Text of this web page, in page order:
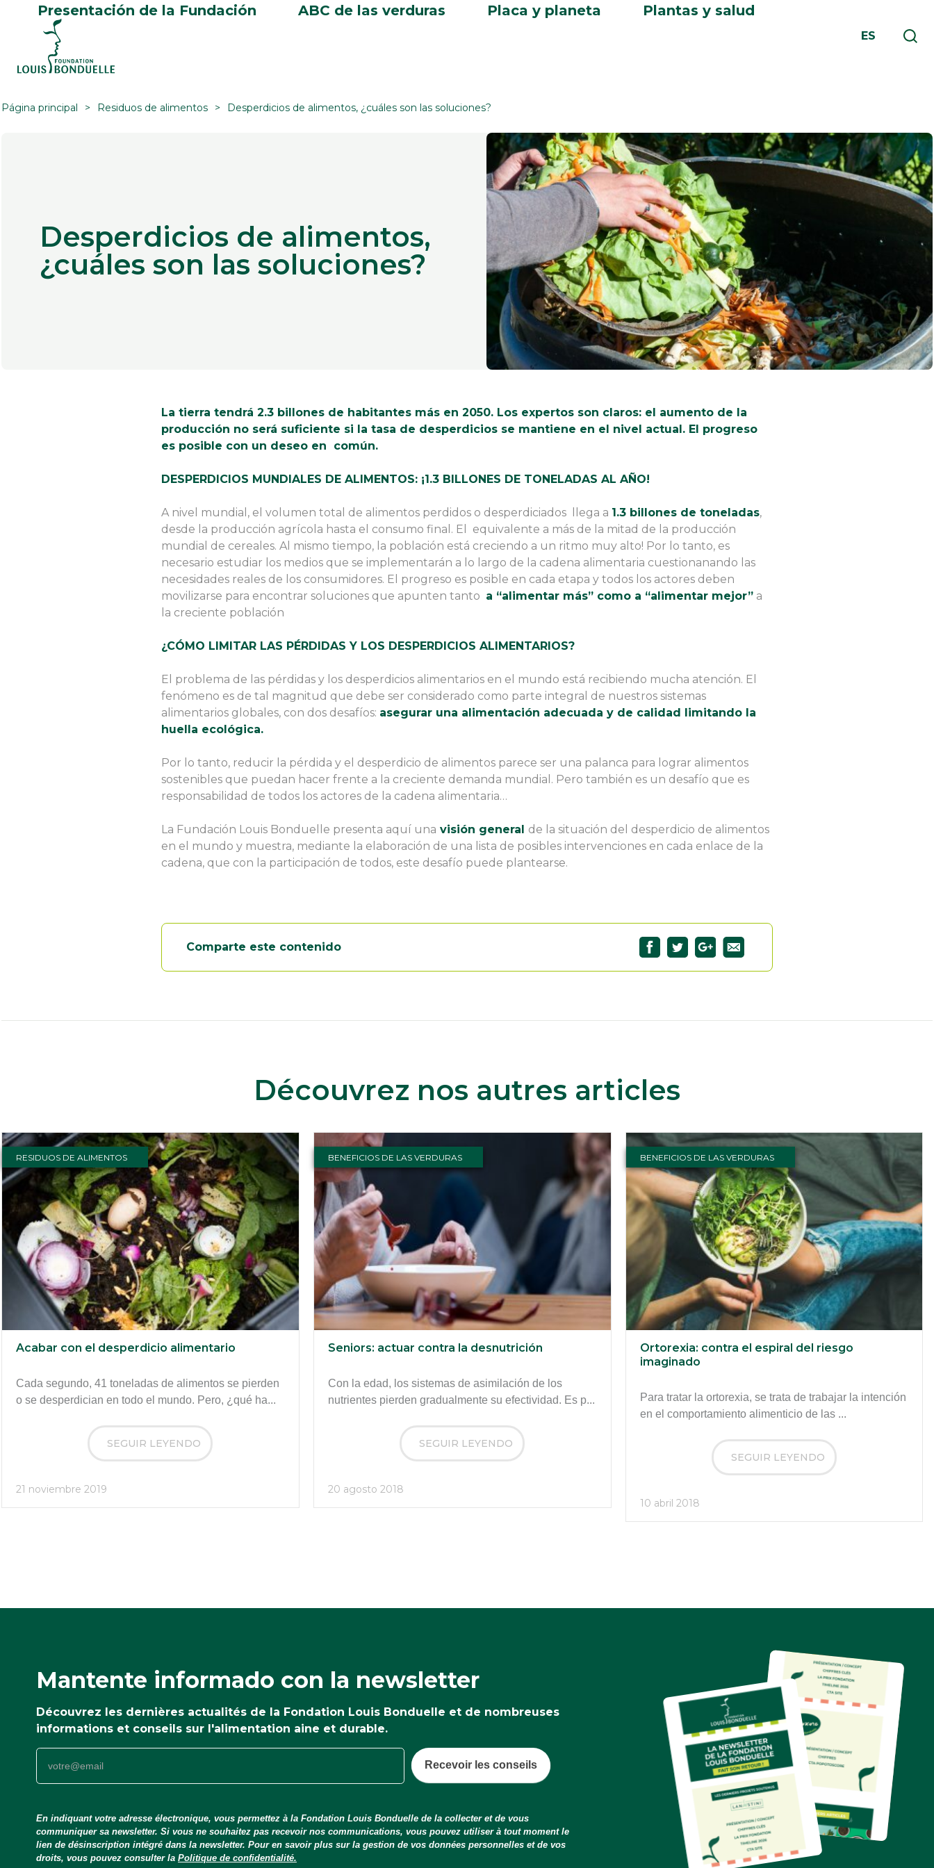
Presentación de la Fundación ABC de las verduras Placa y planeta Plantas y salud
ES
Página principal Residuos de alimentos Desperdicios de alimentos, ¿cuáles son las soluciones?
Desperdicios de alimentos,
¿cuáles son las soluciones?
La tierra tendrá 2.3 billones de habitantes más en 2050. Los expertos son claros: el aumento de la
producción no será suficiente si la tasa de desperdicios se mantiene en el nivel actual. El progreso
es posible con un deseo en común.
DESPERDICIOS MUNDIALES DE ALIMENTOS: ¡1.3 BILLONES DE TONELADAS AL AÑO!
A nivel mundial, el volumen total de alimentos perdidos o desperdiciados llega a 1.3 billones de toneladas,
desde la producción agrícola hasta el consumo final. El equivalente a más de la mitad de la producción
mundial de cereales. Al mismo tiempo, la población está creciendo a un ritmo muy alto! Por lo tanto, es
necesario estudiar los medios que se implementarán a lo largo de la cadena alimentaria cuestionanando las
necesidades reales de los consumidores. El progreso es posible en cada etapa y todos los actores deben
movilizarse para encontrar soluciones que apunten tanto a “alimentar más” como a “alimentar mejor” a
la creciente población
¿CÓMO LIMITAR LAS PÉRDIDAS Y LOS DESPERDICIOS ALIMENTARIOS?
El problema de las pérdidas y los desperdicios alimentarios en el mundo está recibiendo mucha atención. El
fenómeno es de tal magnitud que debe ser considerado como parte integral de nuestros sistemas
alimentarios globales, con dos desafíos: asegurar una alimentación adecuada y de calidad limitando la
huella ecológica.
Por lo tanto, reducir la pérdida y el desperdicio de alimentos parece ser una palanca para lograr alimentos
sostenibles que puedan hacer frente a la creciente demanda mundial. Pero también es un desafío que es
responsabilidad de todos los actores de la cadena alimentaria…
La Fundación Louis Bonduelle presenta aquí una visión general de la situación del desperdicio de alimentos
en el mundo y muestra, mediante la elaboración de una lista de posibles intervenciones en cada enlace de la
cadena, que con la participación de todos, este desafío puede plantearse.
Comparte este contenido
Découvrez nos autres articles
RESIDUOS DE ALIMENTOS
Acabar con el desperdicio alimentario
Cada segundo, 41 toneladas de alimentos se pierden
o se desperdician en todo el mundo. Pero, ¿qué ha...
SEGUIR LEYENDO
21 noviembre 2019
BENEFICIOS DE LAS VERDURAS
Seniors: actuar contra la desnutrición
Con la edad, los sistemas de asimilación de los
nutrientes pierden gradualmente su efectividad. Es p...
SEGUIR LEYENDO
20 agosto 2018
BENEFICIOS DE LAS VERDURAS
Ortorexia: contra el espiral del riesgo
imaginado
Para tratar la ortorexia, se trata de trabajar la intención
en el comportamiento alimenticio de las ...
SEGUIR LEYENDO
10 abril 2018
Mantente informado con la newsletter
Découvrez les dernières actualités de la Fondation Louis Bonduelle et de nombreuses
informations et conseils sur l'alimentation aine et durable.
Recevoir les conseils
En indiquant votre adresse électronique, vous permettez à la Fondation Louis Bonduelle de la collecter et de vous
communiquer sa newsletter. Si vous ne souhaitez pas recevoir nos communications, vous pouvez utiliser à tout moment le
lien de désinscription intégré dans la newsletter. Pour en savoir plus sur la gestion de vos données personnelles et de vos
droits, vous pouvez consulter la Politique de confidentialité.